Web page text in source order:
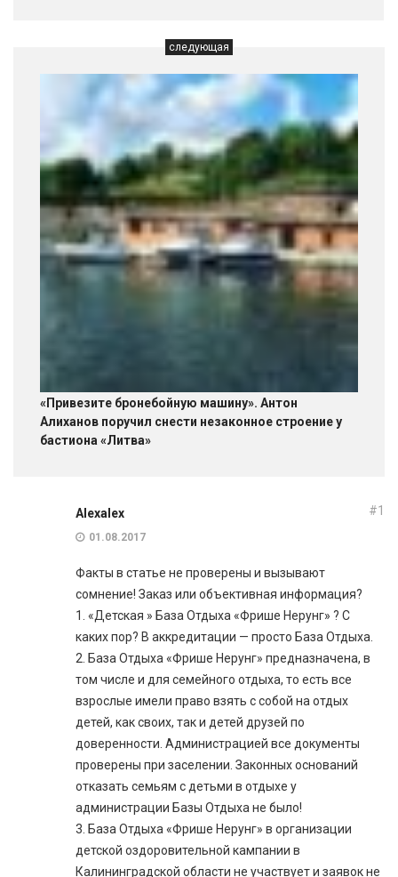
следующая
«Привезите бронебойную машину». Антон
Алиханов поручил снести незаконное строение у
бастиона «Литва»
Alexalex #1
01.08.2017
Факты в статье не проверены и вызывают
сомнение! Заказ или объективная информация?
1. «Детская » База Отдыха «Фрише Нерунг» ? С
каких пор? В аккредитации — просто База Отдыха.
2. База Отдыха «Фрише Нерунг» предназначена, в
том числе и для семейного отдыха, то есть все
взрослые имели право взять с собой на отдых
детей, как своих, так и детей друзей по
доверенности. Администрацией все документы
проверены при заселении. Законных оснований
отказать семьям с детьми в отдыхе у
администрации Базы Отдыха не было!
3. База Отдыха «Фрише Нерунг» в организации
детской оздоровительной кампании в
Калининградской области не участвует и заявок не